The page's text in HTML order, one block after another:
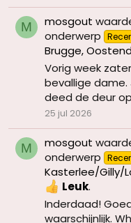
M mosgout
onderwerp
Brugge,
Vorig week
bevallige dame.
deed de deur
25 jul 2026
M mosgout
onderwerp
Kasterlee/Gilly/
Leuk.
Inderdaad!
waarschijnlijk.